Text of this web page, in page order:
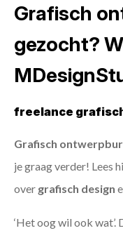
Grafisch
gezocht?
freelance
Grafisch
je graag verder! Lees
over grafisch design
‘Het oog wil ook